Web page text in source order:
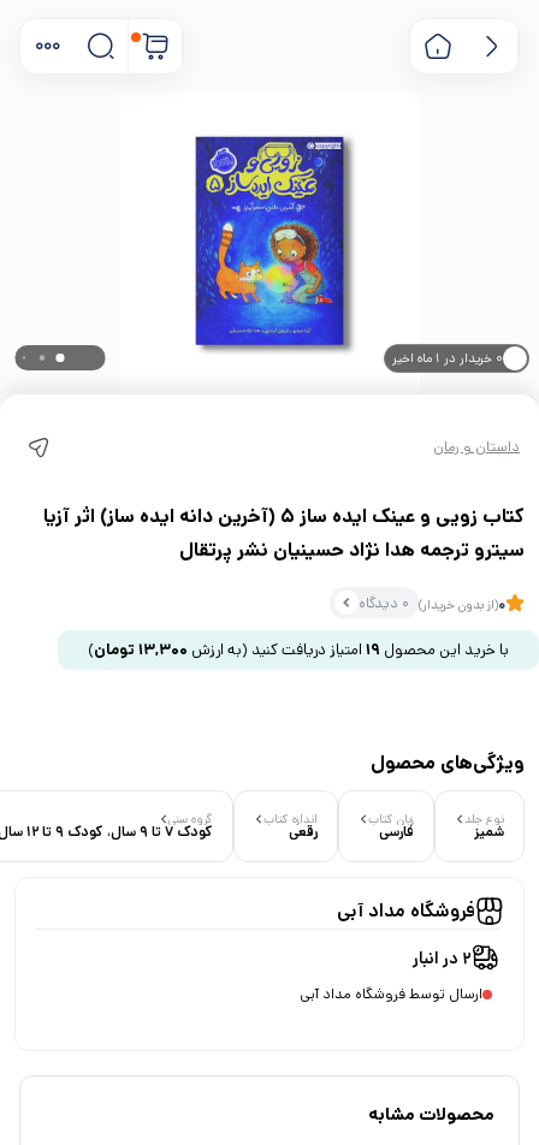
۰ خریدار در ۱ ماه اخیر
داستان و رمان
کتاب زویی و عینک ایده ساز 5 (آخرین دانه ایده ساز) اثر آزیا
سیترو ترجمه هدا نژاد حسینیان نشر پرتقال
0(از بدون خریدار) 0 دیدگاه
با خرید این محصول 19 امتیاز دریافت کنید (به ارزش 13,300 تومان)
ویژگی‌های محصول
نوع جلد
شمیز
زبان کتاب
فارسی
اندازه کتاب
رقعی
گروه سنی
کودک 7 تا 9 سال، کودک 9 تا 12 سال
فروشگاه مداد آبی
2 در انبار
ارسال توسط فروشگاه مداد آبی
محصولات مشابه